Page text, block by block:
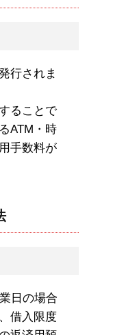
行されま
ることで
ATM・時
手数料が
日の場合
借入限度